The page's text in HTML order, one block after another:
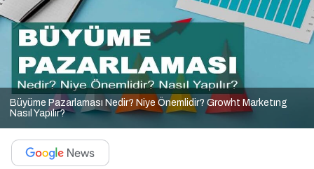
Büyüme Pazarlaması Nedir? Niye Önemlidir? Growht Marketıng
Nasıl Yapılır?